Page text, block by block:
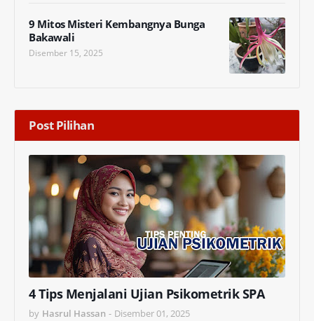
9 Mitos Misteri Kembangnya Bunga
Bakawali
Disember 15, 2025
Post Pilihan
4 Tips Menjalani Ujian Psikometrik SPA
by Hasrul Hassan - Disember 01, 2025